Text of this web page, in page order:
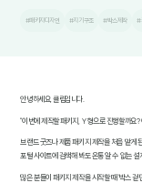
#패키지디자인 #지기구조 #박스제작 #
안녕하세요, 클림입니다.
"이번에 제작할 패키지, Y형으로 진행할까요
브랜드 굿즈나 제품 패키지 제작을 처음 맡게
포털 사이트에 검색해 봐도 온통 알 수 없는
많은 분들이 패키지 제작을 시작할 때 '박스